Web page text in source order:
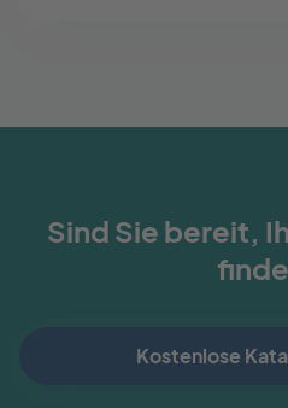
Sind Sie bereit,
Kostenlose